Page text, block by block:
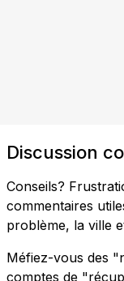
Discussion
Conseils?
commentaires
problème, la ville
Méfiez-vous des
comptes de